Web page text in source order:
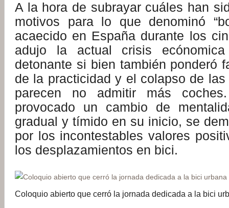
A la hora de subrayar cuáles han
motivos para lo que denominó
acaecido en España durante los
adujo la actual crisis
detonante si bien también ponderó
de la practicidad y el colapso de
parecen no admitir más
provocado un cambio de
gradual y tímido en su inicio, se
por los incontestables valores
los desplazamientos en bici.
Coloquio abierto que cerró la jornada dedicada a la bici